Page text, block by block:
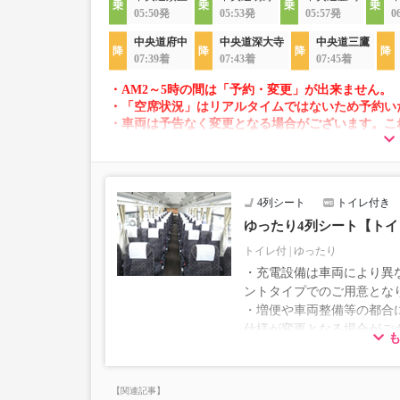
05:50発
05:53発
05:57発
中央道府中
07:39着
中央道深大寺
07:43着
中央道三鷹
07:45着
・AM2～5時の間は「予約・変更」が出来ません。
・「空席状況」はリアルタイムではないため予約
・車両は予告なく変更となる場合がございます。
4列シート トイレ付き
ゆったり4列シート【ト
トイレ付 ゆったり
・充電設備は車両により
ントタイプでのご用意とな
・増便や車両整備等の都
仕様が変更となる場合が